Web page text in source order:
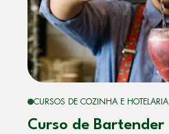
CURSOS DE COZINHA E HOTELARIA
Curso de Bartender